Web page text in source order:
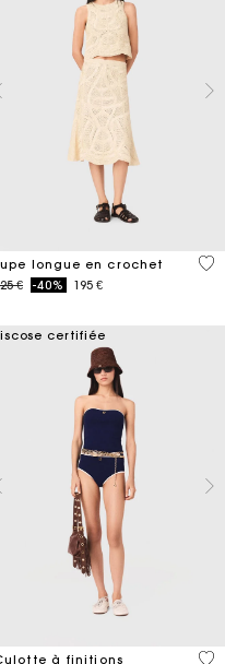
5 Customer Rating
longue en crochet
reduced from
€to-40% 195 €
4,6
5 Customer Rating
certifiée
à finitions 5